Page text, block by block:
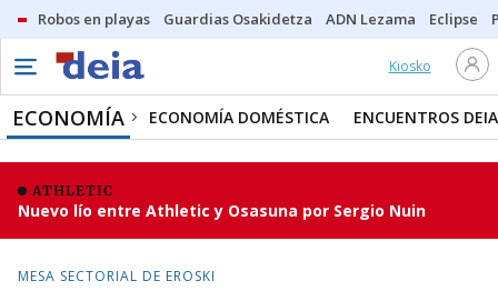
Robos en playas Guardias Osakidetza ADN Lezama Eclipse
Kiosko
ECONOMÍA ECONOMÍA DOMÉSTICA ENCUENTROS DEIA
ATHLETIC
Nuevo lío entre Athletic y Osasuna por Sergio Nuin
MESA SECTORIAL DE EROSKI